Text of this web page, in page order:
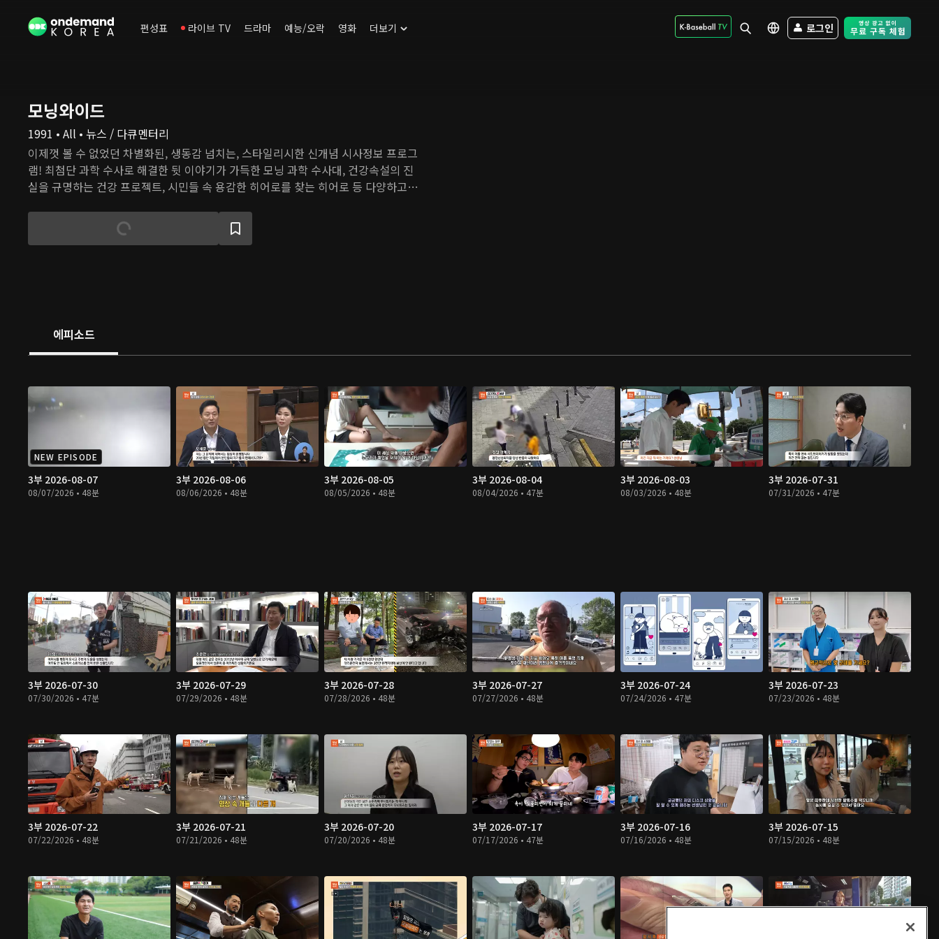
편성표 라이브 TV 드라마 예능/오락 영화 더보기 로그인 Free Trial -
모닝와이드
1991 • All • 뉴스 / 다큐멘터리
이제껏 볼 수 없었던 차별화된, 생동감 넘치는, 스타일리시한 신개념 시사정보 프로그
램! 최첨단 과학 수사로 해결한 뒷 이야기가 가득한 모닝 과학 수사대, 건강속설의 진
실을 규명하는 건강 프로젝트, 시민들 속 용감한 히어로를 찾는 히어로 등 다양하고
에피소드
NEW EPISODE
3부 2026-08-07
08/07/2026 • 48분
3부 2026-08-06
08/06/2026 • 48분
3부 2026-08-05
08/05/2026 • 48분
3부 2026-08-04
08/04/2026 • 47분
3부 2026-08-03
08/03/2026 • 48분
3부 2026-07-31
07/31/2026 • 47분
3부 2026-07-30
07/30/2026 • 47분
3부 2026-07-29
07/29/2026 • 48분
3부 2026-07-28
07/28/2026 • 48분
3부 2026-07-27
07/27/2026 • 48분
3부 2026-07-24
07/24/2026 • 47분
3부 2026-07-23
07/23/2026 • 48분
3부 2026-07-22
07/22/2026 • 48분
3부 2026-07-21
07/21/2026 • 48분
3부 2026-07-20
07/20/2026 • 48분
3부 2026-07-17
07/17/2026 • 47분
3부 2026-07-16
07/16/2026 • 48분
3부 2026-07-15
07/15/2026 • 48분